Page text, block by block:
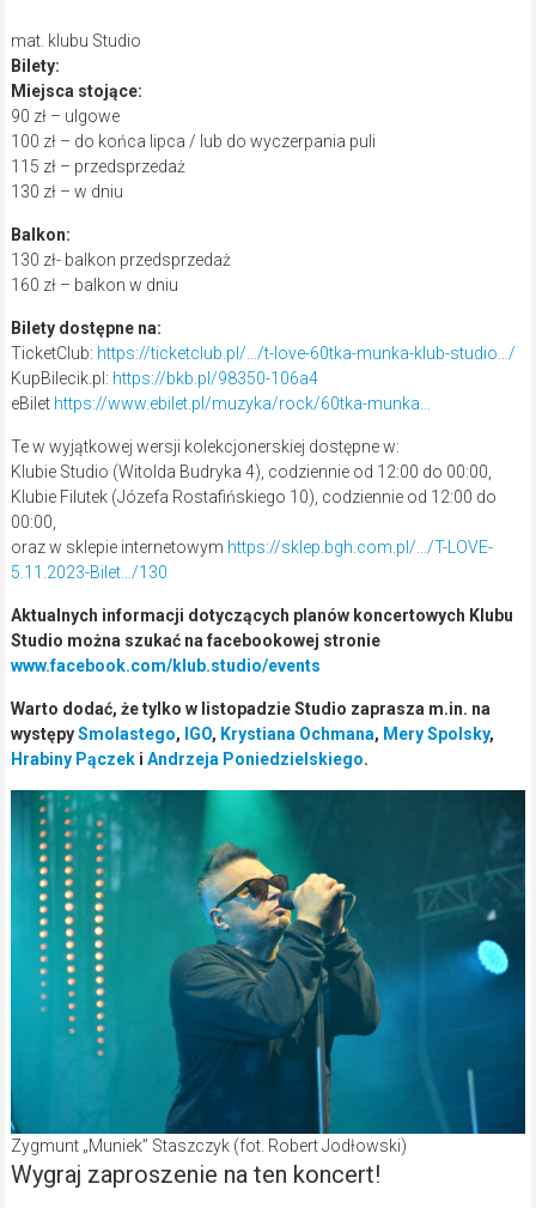
mat. klubu Studio
Bilety:
Miejsca stojące:
90 zł – ulgowe
100 zł – do końca lipca / lub do wyczerpania puli
115 zł – przedsprzedaż
130 zł – w dniu
Balkon:
130 zł- balkon przedsprzedaż
160 zł – balkon w dniu
Bilety dostępne na:
TicketClub: https://ticketclub.pl/…/t-love-60tka-munka-klub-studio…/
KupBilecik.pl: https://bkb.pl/98350-106a4
eBilet https://www.ebilet.pl/muzyka/rock/60tka-munka…
Te w wyjątkowej wersji kolekcjonerskiej dostępne w:
Klubie Studio (Witolda Budryka 4), codziennie od 12:00 do 00:00,
Klubie Filutek (Józefa Rostafińskiego 10), codziennie od 12:00 do
00:00,
oraz w sklepie internetowym https://sklep.bgh.com.pl/…/T-LOVE-
5.11.2023-Bilet…/130
Aktualnych informacji dotyczących planów koncertowych Klubu
Studio można szukać na facebookowej stronie
www.facebook.com/klub.studio/events
Warto dodać, że tylko w listopadzie Studio zaprasza m.in. na
występySmolastego, IGO, Krystiana Ochmana, Mery Spolsky,
Hrabiny Pączeki Andrzeja Poniedzielskiego.
Zygmunt „Muniek” Staszczyk (fot. Robert Jodłowski)
Wygraj zaproszenie na ten koncert!